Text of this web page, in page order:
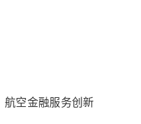
航空金融服务创新